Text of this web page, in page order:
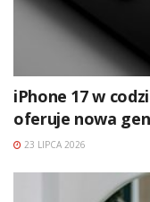
iPhone 17 w
oferuje nowa
23 LIPCA 2026